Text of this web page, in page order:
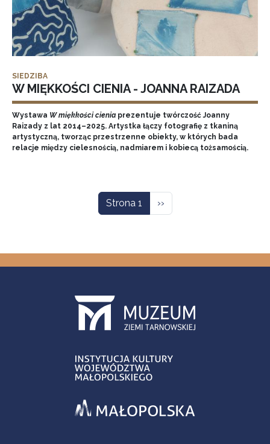
SIEDZIBA
W MIĘKKOŚCI CIENIA - JOANNA RAIZADA
Wystawa W miękkości cieniaprezentuje twórczość Joanny
Raizady z lat 2014–2025. Artystka łączy fotografię z tkaniną
artystyczną, tworząc przestrzenne obiekty, w których bada
relacje między cielesnością, nadmiarem i kobiecą tożsamością.
Strona 1 Następna strona
››